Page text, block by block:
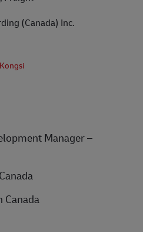
(Canada) Inc.
Kongsi
Manager –
Canada